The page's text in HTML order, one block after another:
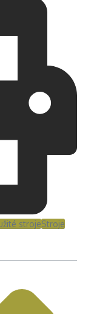
strojeStroje